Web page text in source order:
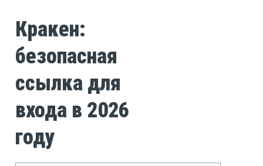
Кракен:
безопасная
ссылка для
входа в 2026
году